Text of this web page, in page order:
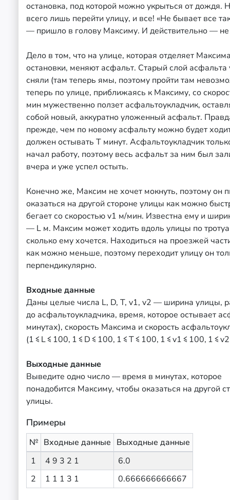
остановка, под которой можно укрыться от дождя.
всего лишь перейти улицу, и все! «Не бывает все
— пришло в голову Максиму. И действительно —
Дело в том, что на улице, которая отделяет
остановки, меняют асфальт. Старый слой
сняли (там теперь ямы, поэтому пройти там
теперь по улице, приближаясь к Максиму, со
мин мужественно ползет асфальтоукладчик,
собой новый, аккуратно уложенный асфальт.
прежде, чем по новому асфальту можно будет
должен остывать T минут. Асфальтоукладчик
начал работу, поэтому весь асфальт за ним был
вчера и уже успел остыть.
Конечно же, Максим не хочет мокнуть, поэтому он
оказаться на другой стороне улицы как можно
бегает со скоростью v1 м/мин. Известна ему и
— L м. Максим может ходить вдоль улицы по
сколько ему хочется. Находиться на проезжей
как можно меньше, поэтому переходит улицу он
перпендикулярно.
Входные данные
Даны целые числа L, D, T, v1, v2 — ширина улицы,
до асфальтоукладчика, время, которое остывает
минутах), скорость Максима и скорость
(1 ≤ L ≤ 100, 1 ≤ D ≤ 100, 1 ≤ T ≤ 100, 1 ≤ v1 ≤ 100, 1 ≤
Выходные данные
Выведите одно число — время в минутах, которое
понадобится Максиму, чтобы оказаться на другой
улицы.
Примеры
№ Входные данные Выходные данные
1
4 9 3 2 1
6.0
2
1 1 1 3 1 0.666666666667